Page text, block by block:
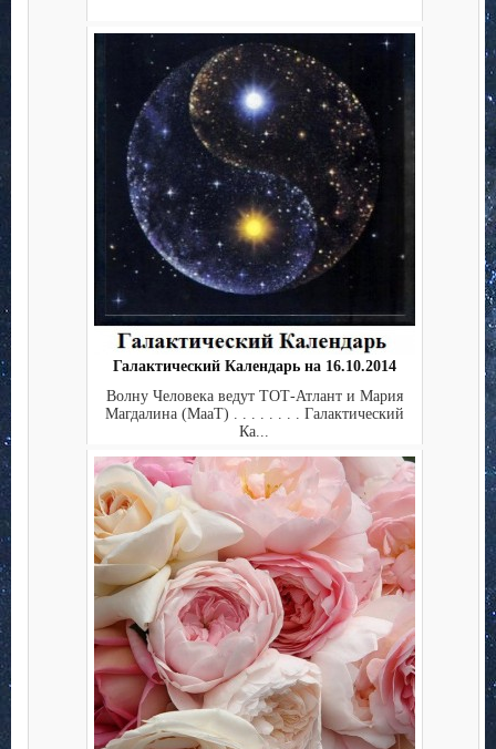
Галактический Календарь на 16.10.2014
Волну Человека ведут ТОТ-Атлант и Мария
Магдалина (МааТ) . . . . . . . . Галактический
Ка...